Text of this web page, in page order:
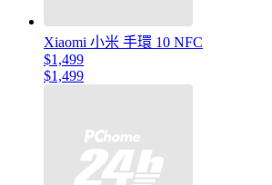
Xiaomi 小米 手環 10 NFC
$1,499
$1,499